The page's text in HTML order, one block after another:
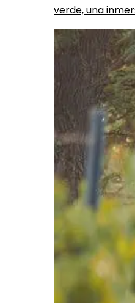
verde, una